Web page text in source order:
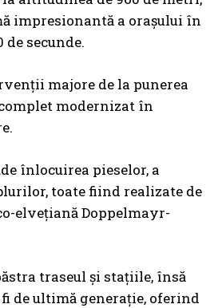
impresionantă a orașului în
secunde.
majore de la punerea
modernizat în
înlocuirea pieselor, a
toate fiind realizate de
elvețiană Doppelmayr-
traseul și stațiile, însă
de ultimă generație, oferind